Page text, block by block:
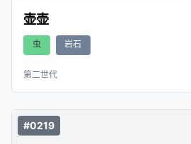
壶壶
虫 岩石
第二世代
#0219